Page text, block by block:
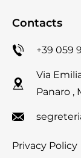
Contacts
+39 059
Via
Panaro ,
Privacy Policy